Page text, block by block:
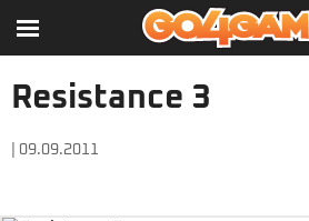
Resistance 3
| 09.09.2011